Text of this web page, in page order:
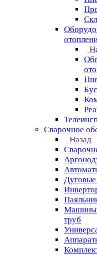
Сварочное
Назад
Машины
труб